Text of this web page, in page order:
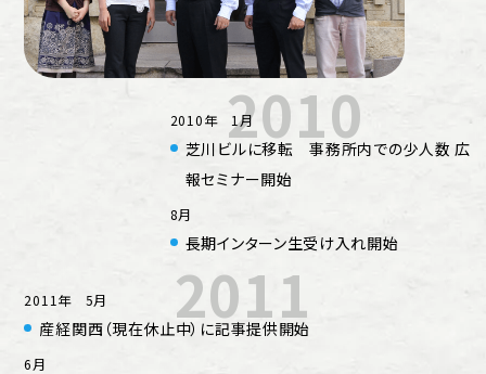
2010
2010年 1月
芝川ビルに移転 事務所内での少人数 広
報セミナー開始
8月
長期インターン生受け入れ開始
2011
2011年 5月
産経関西（現在休止中）に記事提供開始
6月